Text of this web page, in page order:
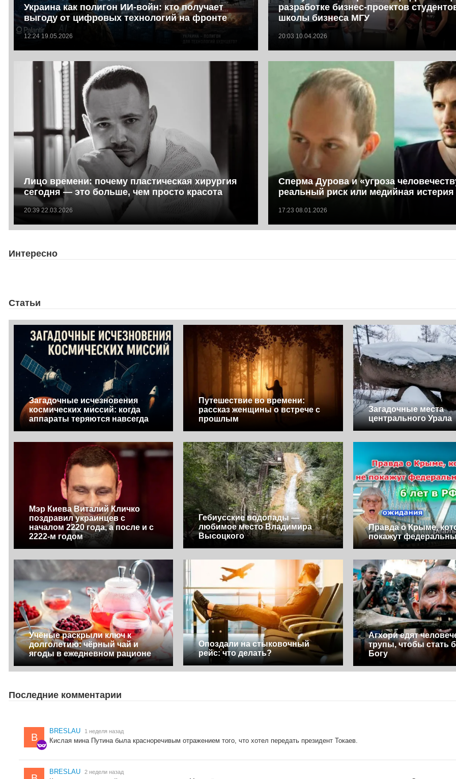
Украина как полигон ИИ-войн: кто получает
выгоду от цифровых технологий на фронте
12:24 19.05.2026
разработке бизнес-проектов
школы бизнеса МГУ
20:03 10.04.2026
Лицо времени: почему пластическая хирургия
сегодня — это больше, чем просто красота
20:39 22.03.2026
Сперма Дурова и «угроза
реальный риск или медийная истерия
17:23 08.01.2026
Интересно
Статьи
Загадочные исчезновения
космических миссий: когда
аппараты теряются навсегда
Путешествие во времени:
рассказ женщины о встрече с
прошлым
Загадочные места
центрального Урала
Мэр Киева Виталий Кличко
поздравил украинцев с
началом 2220 года, а после и с
2222-м годом
Гебиусские водопады —
любимое место Владимира
Высоцкого
Правда о Крыме,
покажут
Учёные раскрыли ключ к
долголетию: чёрный чай и
ягоды в ежедневном рационе
Опоздали на стыковочный
рейс: что делать?
Агхори едят
трупы, чтобы стать
Богу
Последние комментарии
B
BRESLAU 1 неделя назад
Кислая мина Путина была красноречивым отражением того, что хотел передать президент Токаев.
BRESLAU 2 недели назад